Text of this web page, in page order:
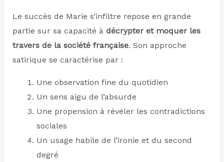
Le succès de Marie s’infiltre repose en grande
partie sur sa capacité à décrypter et moquer les
travers de la société française. Son approche
satirique se caractérise par :
Une observation fine du quotidien
Un sens aigu de l’absurde
Une propension à révéler les contradictions
sociales
Un usage habile de l’ironie et du second
degré